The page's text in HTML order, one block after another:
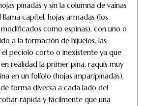
pinadas y sin la columna de vainas
capitel, hojas armadas (los
como espinas), con uno o
a la formación de hijuelos, las
el pecíolo corto o inexistente ya que
realidad la primer pina, raquis muy
en un folíolo (hojas imparipinadas),
forma diversa a cada lado del
rápida y fácilmente que una